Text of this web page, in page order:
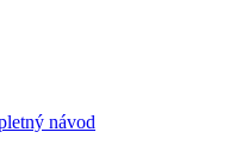
návod